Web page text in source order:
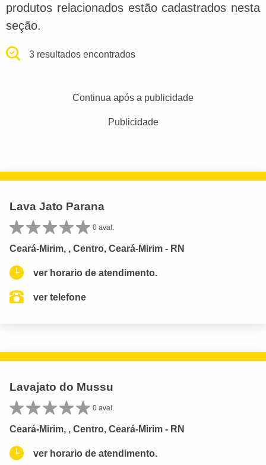
produtos relacionados estão cadastrados nesta
seção.
3 resultados encontrados
Continua após a publicidade
Publicidade
Lava Jato Parana
0 aval.
Ceará-Mirim, , Centro, Ceará-Mirim - RN
ver horario de atendimento.
ver telefone
Lavajato do Mussu
0 aval.
Ceará-Mirim, , Centro, Ceará-Mirim - RN
ver horario de atendimento.